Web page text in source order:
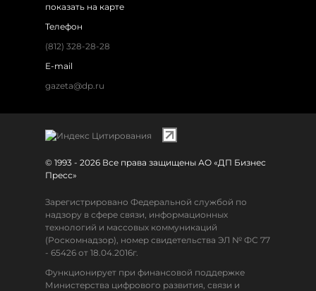
показать на карте
Телефон
(812) 328-28-28
E-mail
gazeta@dp.ru
© 1993 - 2026 Все права защищены АО «ДП Бизнес
Пресс»
Зарегистрировано Федеральной службой по
надзору в сфере связи, информационных
технологий и массовых коммуникаций
(Роскомнадзор), номер свидетельства ЭЛ № ФС 77
- 65426 от 18.04.2016г.
Функционирует при финансовой поддержке
Министерства цифрового развития, связи и